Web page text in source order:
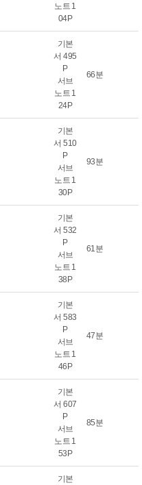
노트 1
04P
기본
서 495
P
서브
노트 1
24P
66분
기본
서 510
P
서브
노트 1
30P
93분
기본
서 532
P
서브
노트 1
38P
61분
기본
서 583
P
서브
노트 1
46P
47분
기본
서 607
P
서브
노트 1
53P
85분
기본